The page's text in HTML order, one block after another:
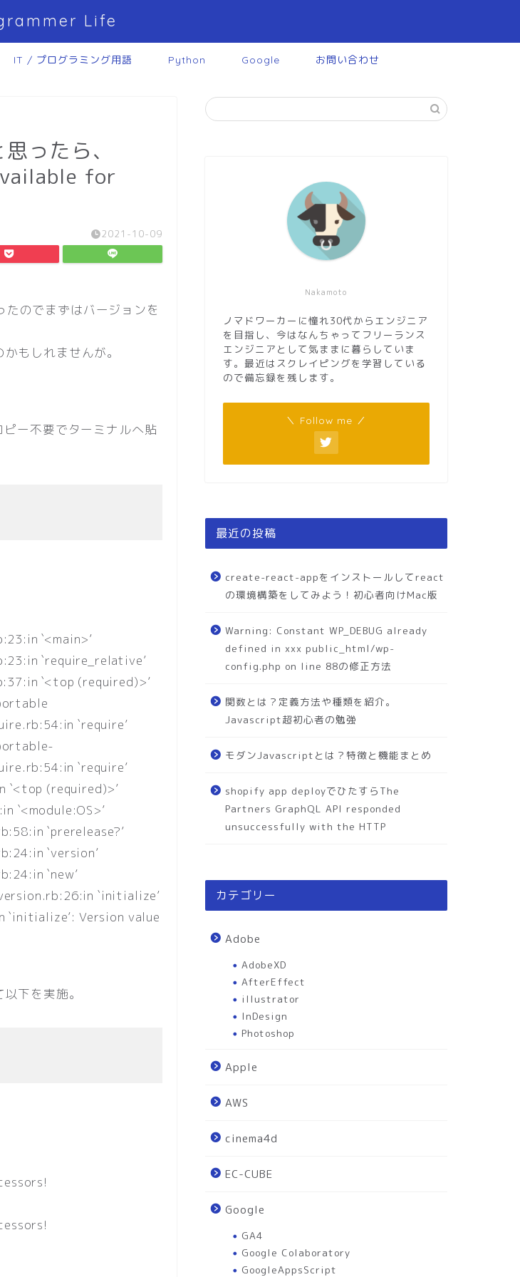
Life
IT / プログラミング用語 Python Google お問い合わせ
ったら、
for
2021-10-09
のでまずはバージョンを
もしれませんが。
ー不要でターミナルへ貼
`<main>’
`require_relative’
`<top (required)>’
`require’
`require’
`<top (required)>’
`<module:OS>’
`prerelease?’
`version’
`new’
`initialize’
Version value
下を実施。
Nakamoto
ノマドワーカーに憧れ30代からエンジニア
を目指し、今はなんちゃってフリーランス
エンジニアとして気ままに暮らしていま
す。最近はスクレイピングを学習している
ので備忘録を残します。
＼ Follow me ／
最近の投稿
create-react-appをインストールしてreact
の環境構築をしてみよう！初心者向けMac版
Warning: Constant WP_DEBUG already
defined in xxx public_html/wp-
config.php on line 88の修正方法
関数とは？定義方法や種類を紹介。
Javascript超初心者の勉強
モダンJavascriptとは？特徴と機能まとめ
shopify app deployでひたすらThe
Partners GraphQL API responded
unsuccessfully with the HTTP
カテゴリー
Adobe
AdobeXD
AfterEffect
illustrator
InDesign
Photoshop
Apple
AWS
cinema4d
EC-CUBE
Google
GA4
Google Colaboratory
GoogleAppsScript